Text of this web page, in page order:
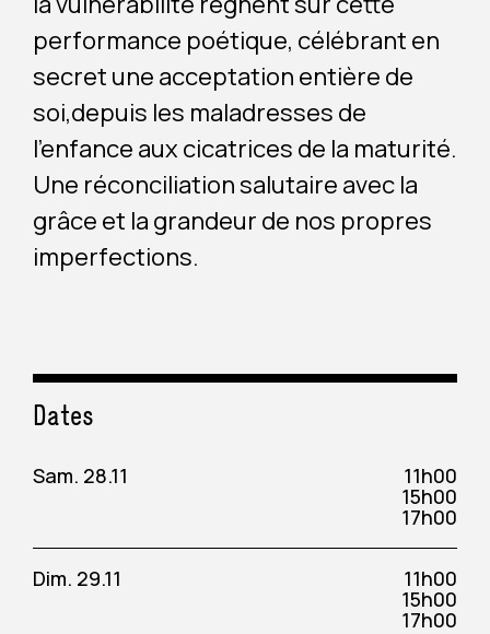
performance poétique, célébrant en
secret une acceptation entière de
soi,depuis les maladresses de
l’enfance aux cicatrices de la maturité.
Une réconciliation salutaire avec la
grâce et la grandeur de nos propres
imperfections.
Dates
Sam. 28.11 11h00
15h00
17h00
Dim. 29.11 11h00
15h00
17h00